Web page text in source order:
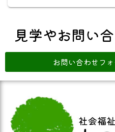
見学やお問い
お問い合わせフ